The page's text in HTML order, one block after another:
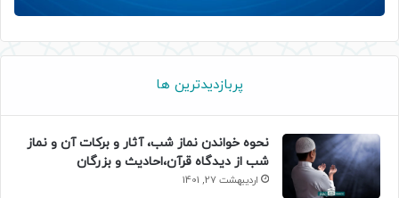
پربازدیدترین ها
نحوه خواندن نماز شب، آثار و برکات آن و نماز
شب از دیدگاه قرآن،احادیث و بزرگان
اردیبهشت 27, 1401